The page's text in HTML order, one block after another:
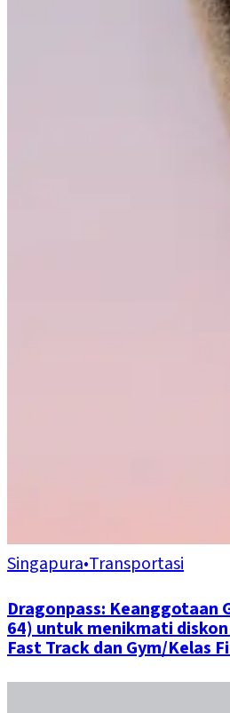
Singapura•Transportasi
Dragonpass: Keanggotaan
64) untuk menikmati
Fast Track dan Gym/Kelas